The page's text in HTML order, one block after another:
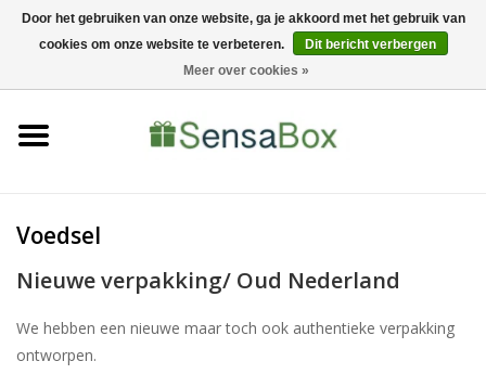
0347-373184 0 Artikelen - €0,00
Bewerkingen
Nieuws
Voedsel
Nieuwe verpakking/ Oud Nederland
We hebben een nieuwe maar toch ook authentieke verpakking
ontworpen.
Door het gebruiken van onze website, ga je akkoord met het gebruik van
cookies om onze website te verbeteren.
Dit bericht verbergen
Meer over cookies »